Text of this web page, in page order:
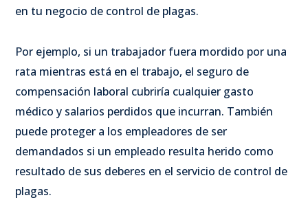
en tu negocio de control de plagas.
Por ejemplo, si un trabajador fuera mordido por una
rata mientras está en el trabajo, el seguro de
compensación laboral cubriría cualquier gasto
médico y salarios perdidos que incurran. También
puede proteger a los empleadores de ser
demandados si un empleado resulta herido como
resultado de sus deberes en el servicio de control de
plagas.